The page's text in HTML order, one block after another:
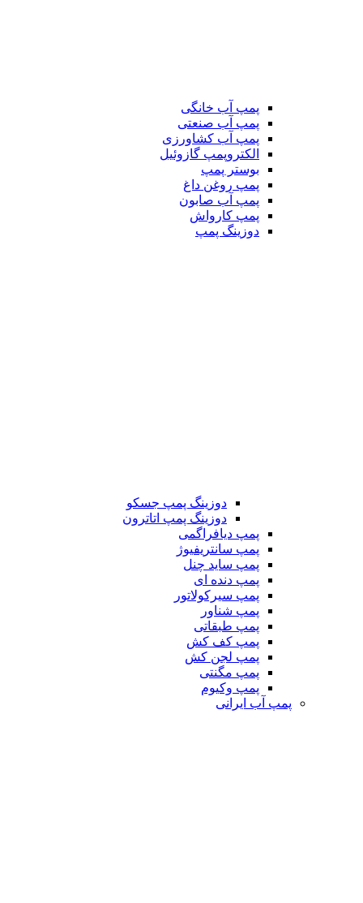
پمپ آب خانگی
پمپ آب صنعتی
پمپ آب کشاورزی
الکتروپمپ گازوئیل
بوستر پمپ
پمپ روغن داغ
پمپ آب صابون
پمپ کارواش
دوزینگ پمپ
دوزینگ پمپ جسکو
دوزینگ پمپ اتاترون
پمپ دیافراگمی
پمپ سانتریفیوژ
پمپ ساید چنل
پمپ دنده ای
پمپ سیرکولاتور
پمپ شناور
پمپ طبقاتی
پمپ کف کش
پمپ لجن کش
پمپ مگنتی
پمپ وکیوم
پمپ آب ایرانی